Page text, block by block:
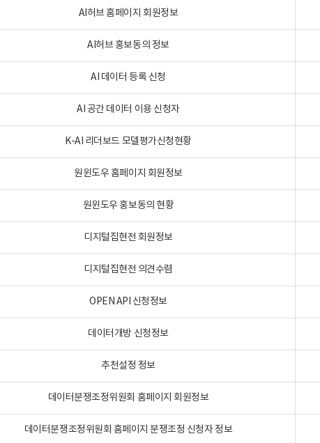
AI허브 홈페이지 회원정보
AI허브 홍보동의 정보
AI 데이터 등록 신청
AI 공간 데이터 이용 신청자
K-AI 리더보드 모델평가신청현황
원윈도우 홈페이지 회원정보
원윈도우 홍보동의 현황
디지털집현전 회원정보
디지털집현전 의견수렴
OPEN API 신청정보
데이터개방 신청정보
추천설정 정보
데이터분쟁조정위원회 홈페이지 회원정보
데이터분쟁조정위원회 홈페이지 분쟁조정 신청자 정보